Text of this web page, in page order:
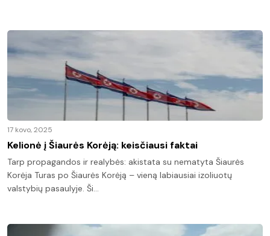
17 kovo, 2025
Kelionė į Šiaurės Korėją: keisčiausi faktai
Tarp propagandos ir realybės: akistata su nematyta Šiaurės
Korėja Turas po Šiaurės Korėją – vieną labiausiai izoliuotų
valstybių pasaulyje. Ši…